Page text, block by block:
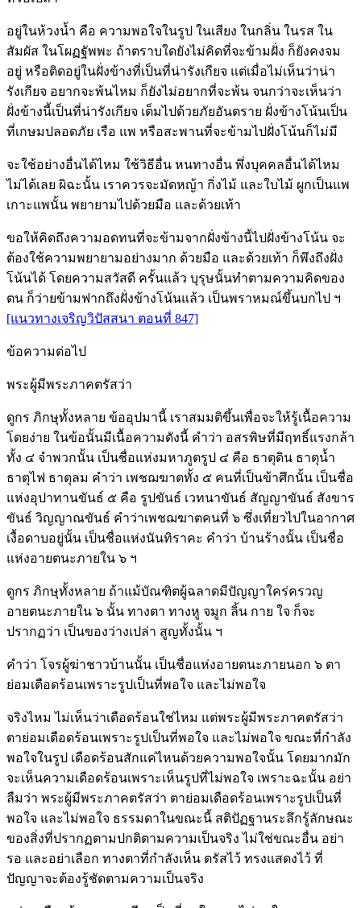
อยู่ในห้วงน้ำ คือ ความพอใจในรูป ในเสียง ในกลิ่น ในรส ใน
สัมผัส ในโผฏฐัพพะ ถ้าตราบใดยังไม่คิดที่จะข้ามฝั่ง ก็ยังคงจม
อยู่ หรือติดอยู่ในฝั่งข้างที่เป็นที่น่ารังเกียจ แต่เมื่อไม่เห็นว่าน่า
รังเกียจ อยากจะพ้นไหม ก็ยังไม่อยากที่จะพ้น จนกว่าจะเห็นว่า
ฝั่งข้างนี้เป็นที่น่ารังเกียจ เต็มไปด้วยภัยอันตราย ฝั่งข้างโน้นเป็น
ที่เกษมปลอดภัย เรือ แพ หรือสะพานที่จะข้ามไปฝั่งโน้นก็ไม่มี
จะใช้อย่างอื่นได้ไหม ใช้วิธีอื่น หนทางอื่น พึ่งบุคคลอื่นได้ไหม
ไม่ได้เลย ผิฉะนั้น เราควรจะมัดหญ้า กิ่งไม้ และใบไม้ ผูกเป็นแพ
เกาะแพนั้น พยายามไปด้วยมือ และด้วยเท้า
ขอให้คิดถึงความอดทนที่จะข้ามจากฝั่งข้างนี้ไปฝั่งข้างโน้น จะ
ต้องใช้ความพยายามอย่างมาก ด้วยมือ และด้วยเท้า ก็พึงถึงฝั่ง
โน้นได้ โดยความสวัสดี ครั้นแล้ว บุรุษนั้นทำตามความคิดของ
ตน ก็ว่ายข้ามฟากถึงฝั่งข้างโน้นแล้ว เป็นพราหมณ์ขึ้นบกไป ฯ
[แนวทางเจริญวิปัสสนา ตอนที่ 847]
ข้อความต่อไป
พระผู้มีพระภาคตรัสว่า
ดูกร ภิกษุทั้งหลาย ข้ออุปมานี้ เราสมมติขึ้นเพื่อจะให้รู้เนื้อความ
โดยง่าย ในข้อนั้นมีเนื้อความดังนี้ คำว่า อสรพิษที่มีฤทธิ์แรงกล้า
ทั้ง ๔ จำพวกนั้น เป็นชื่อแห่งมหาภูตรูป ๔ คือ ธาตุดิน ธาตุน้ำ
ธาตุไฟ ธาตุลม คำว่า เพชฌฆาตทั้ง ๕ คนที่เป็นข้าศึกนั้น เป็นชื่อ
แห่งอุปาทานขันธ์ ๕ คือ รูปขันธ์ เวทนาขันธ์ สัญญาขันธ์ สังขาร
ขันธ์ วิญญาณขันธ์ คำว่าเพชฌฆาตคนที่ ๖ ซึ่งเที่ยวไปในอากาศ
เงื้อดาบอยู่นั้น เป็นชื่อแห่งนันทิราคะ คำว่า บ้านร้างนั้น เป็นชื่อ
แห่งอายตนะภายใน ๖ ฯ
ดูกร ภิกษุทั้งหลาย ถ้าแม้บัณฑิตผู้ฉลาดมีปัญญาใคร่ครวญ
อายตนะภายใน ๖ นั้น ทางตา ทางหู จมูก ลิ้น กาย ใจ ก็จะ
ปรากฏว่า เป็นของว่างเปล่า สูญทั้งนั้น ฯ
คำว่า โจรผู้ฆ่าชาวบ้านนั้น เป็นชื่อแห่งอายตนะภายนอก ๖ ตา
ย่อมเดือดร้อนเพราะรูปเป็นที่พอใจ และไม่พอใจ
จริงไหม ไม่เห็นว่าเดือดร้อนใช่ไหม แต่พระผู้มีพระภาคตรัสว่า
ตาย่อมเดือดร้อนเพราะรูปเป็นที่พอใจ และไม่พอใจ ขณะที่กำลัง
พอใจในรูป เดือดร้อนสักแค่ไหนด้วยความพอใจนั้น โดยมากมัก
จะเห็นความเดือดร้อนเพราะเห็นรูปที่ไม่พอใจ เพราะฉะนั้น อย่า
ลืมว่า พระผู้มีพระภาคตรัสว่า ตาย่อมเดือดร้อนเพราะรูปเป็นที่
พอใจ และไม่พอใจ ธรรมดาในขณะนี้ สติปัฏฐานระลึกรู้ลักษณะ
ของสิ่งที่ปรากฏตามปกติตามความเป็นจริง ไม่ใช่ขณะอื่น อย่า
รอ และอย่าเลือก ทางตาที่กำลังเห็น ตรัสไว้ ทรงแสดงไว้ ที่
ปัญญาจะต้องรู้ชัดตามความเป็นจริง